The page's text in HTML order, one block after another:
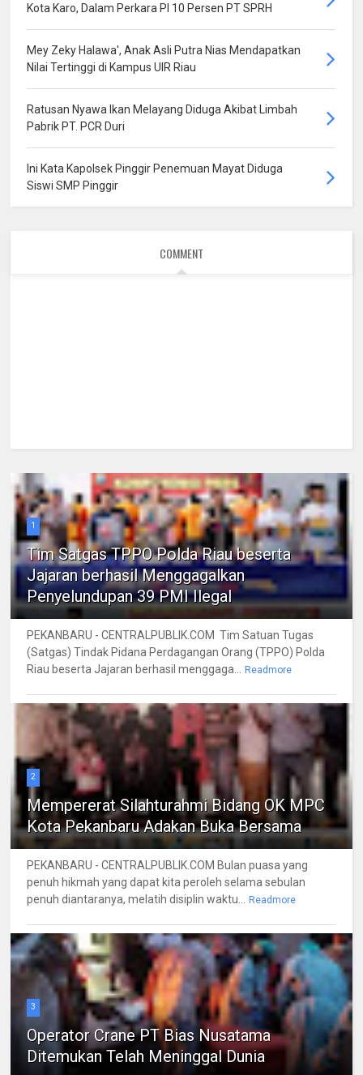
Kota Karo, Dalam Perkara PI 10 Persen PT SPRH
Mey Zeky Halawa', Anak Asli Putra Nias Mendapatkan
Nilai Tertinggi di Kampus UIR Riau
Ratusan Nyawa Ikan Melayang Diduga Akibat Limbah
Pabrik PT. PCR Duri
Ini Kata Kapolsek Pinggir Penemuan Mayat Diduga
Siswi SMP Pinggir
COMMENT
1
Tim Satgas TPPO Polda Riau beserta
Jajaran berhasil Menggagalkan
Penyelundupan 39 PMI Ilegal
PEKANBARU - CENTRALPUBLIK.COM Tim Satuan Tugas
(Satgas) Tindak Pidana Perdagangan Orang (TPPO) Polda
Riau beserta Jajaran berhasil menggaga...
Readmore
2
Mempererat Silahturahmi Bidang OK MPC
Kota Pekanbaru Adakan Buka Bersama
PEKANBARU - CENTRALPUBLIK.COM Bulan puasa yang
penuh hikmah yang dapat kita peroleh selama sebulan
penuh diantaranya, melatih disiplin waktu...
Readmore
3
Operator Crane PT Bias Nusatama
Ditemukan Telah Meninggal Dunia